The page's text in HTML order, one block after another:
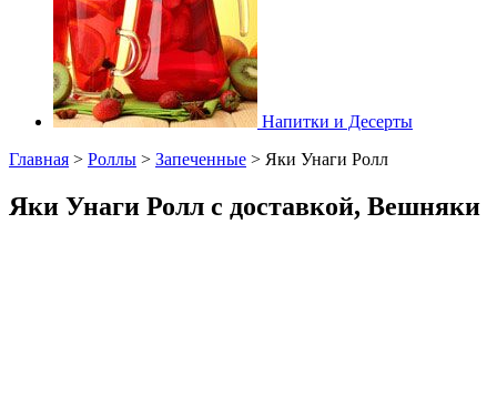
Напитки и Десерты
Главная > Роллы > Запеченные > Яки Унаги Ролл
Яки Унаги Ролл с доставкой, Вешняки